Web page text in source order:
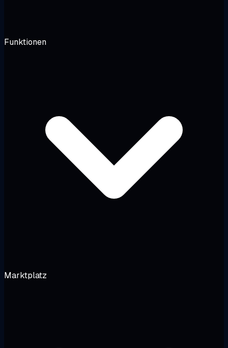
Funktionen
Marktplatz